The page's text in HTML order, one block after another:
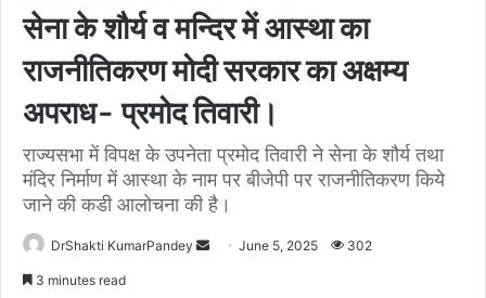
सेना के शौर्य व मन्दिर में आस्था का
राजनीतिकरण मोदी सरकार का अक्षम्य
अपराध- प्रमोद तिवारी।
राज्यसभा में विपक्ष के उपनेता प्रमोद तिवारी ने सेना के शौर्य तथा
मंदिर निर्माण में आस्था के नाम पर बीजेपी पर राजनीतिकरण किये
जाने की कडी आलोचना की है।
DrShakti KumarPandey
SendJune 5, 2025 302
3 minutes read